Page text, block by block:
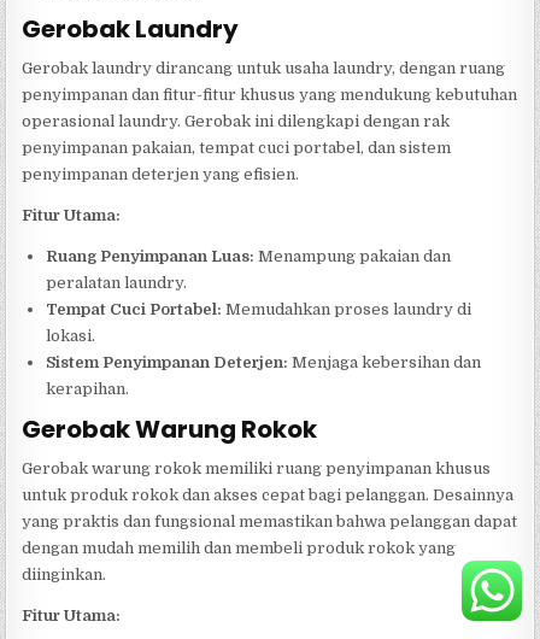
Gerobak Laundry
Gerobak laundry dirancang untuk usaha laundry, dengan ruang
penyimpanan dan fitur-fitur khusus yang mendukung kebutuhan
operasional laundry. Gerobak ini dilengkapi dengan rak
penyimpanan pakaian, tempat cuci portabel, dan sistem
penyimpanan deterjen yang efisien.
Fitur Utama:
Ruang Penyimpanan Luas: Menampung pakaian dan
peralatan laundry.
Tempat Cuci Portabel: Memudahkan proses laundry di
lokasi.
Sistem Penyimpanan Deterjen: Menjaga kebersihan dan
kerapihan.
Gerobak Warung Rokok
Gerobak warung rokok memiliki ruang penyimpanan khusus
untuk produk rokok dan akses cepat bagi pelanggan. Desainnya
yang praktis dan fungsional memastikan bahwa pelanggan dapat
dengan mudah memilih dan membeli produk rokok yang
diinginkan.
Fitur Utama: